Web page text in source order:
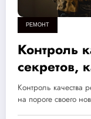
РЕМОНТ
Контроль
секретов,
создать
Контроль качества
на пороге своего